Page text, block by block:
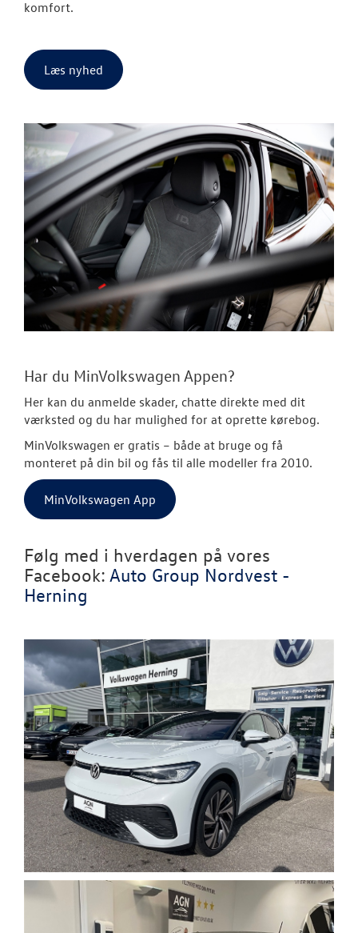
komfort.
Læs nyhed
Har du MinVolkswagen Appen?
Her kan du anmelde skader, chatte direkte med dit
værksted og du har mulighed for at oprette kørebog.
MinVolkswagen er gratis – både at bruge og få
monteret på din bil og fås til alle modeller fra 2010.
MinVolkswagen App
Følg med i hverdagen på vores
Facebook: Auto Group Nordvest -
Herning